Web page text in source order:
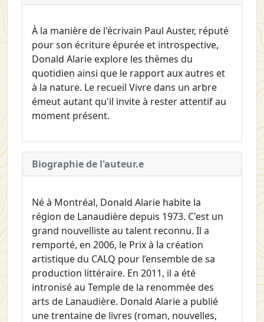
À la manière de l'écrivain Paul Auster, réputé
pour son écriture épurée et introspective,
Donald Alarie explore les thèmes du
quotidien ainsi que le rapport aux autres et
à la nature. Le recueil Vivre dans un arbre
émeut autant qu'il invite à rester attentif au
moment présent.
Biographie de l'auteur.e
Né à Montréal, Donald Alarie habite la
région de Lanaudière depuis 1973. C'est un
grand nouvelliste au talent reconnu. Il a
remporté, en 2006, le Prix à la création
artistique du CALQ pour l’ensemble de sa
production littéraire. En 2011, il a été
intronisé au Temple de la renommée des
arts de Lanaudière. Donald Alarie a publié
une trentaine de livres (roman, nouvelles,